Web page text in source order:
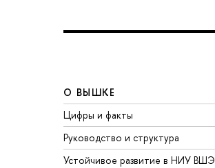
О ВЫШКЕ
Цифры и факты
Руководство и структура
Устойчивое развитие в НИУ ВШЭ